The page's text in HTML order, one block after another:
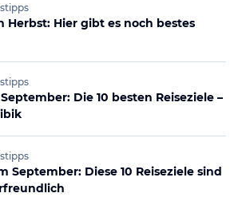
Herbst: Hier gibt es noch bestes
Die 10 besten Reiseziele –
September: Diese 10 Reiseziele sind